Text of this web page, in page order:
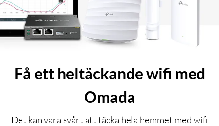
Få ett heltäckande wifi med
Omada
Det kan vara svårt att täcka hela hemmet med wifi